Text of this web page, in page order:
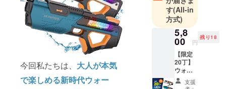
今回私たちは、 大人が本気
で楽しめる新時代ウォー
アンケート
を通じ
て、“あった
らいいな”を
カタチにす
るオリジナ
ル便利グッ
ズを企画・
す(All-in
方式)
5,8
00 円
残り18
【限定
20丁】
ウォー
ターガ
ン1丁支援